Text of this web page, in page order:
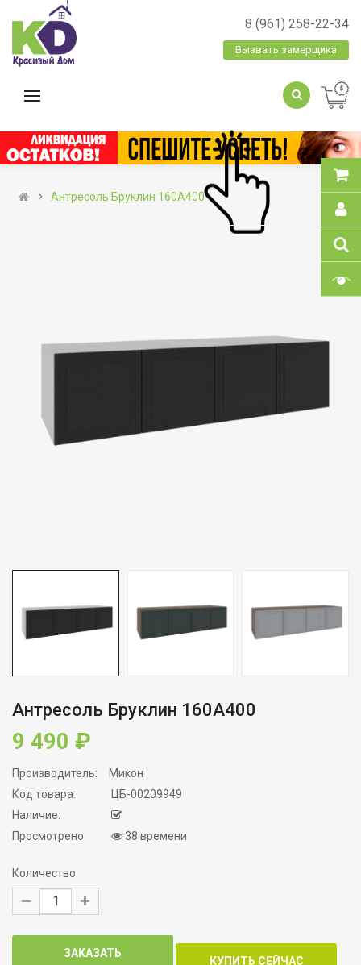
8 (961) 258-22-34
Вызвать замерщика
Антресоль Бруклин 160А400
Антресоль Бруклин 160А400
9 490 ₽
Производитель:
Микон
Код товара:
ЦБ-00209949
Наличие:
Просмотрено
38 времени
Количество